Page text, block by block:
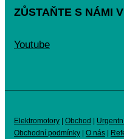
ZŮSTAŇTE S NÁMI
Youtube
Elektromotory Obchod
Obchodní podmínky
O nás